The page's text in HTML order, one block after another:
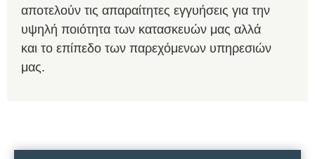
αποτελούν τις απαραίτητες εγγυήσεις για την
υψηλή ποιότητα των κατασκευών μας αλλά
και το επίπεδο των παρεχόμενων υπηρεσιών
μας.